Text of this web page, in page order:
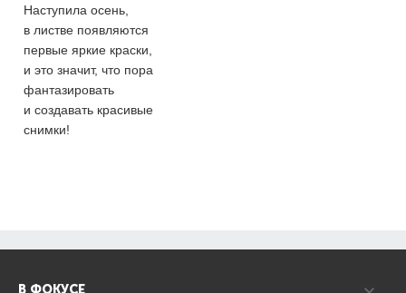
Наступила осень,
в листве появляются
первые яркие краски,
и это значит, что пора
фантазировать
и создавать красивые
снимки!
В ФОКУСЕ